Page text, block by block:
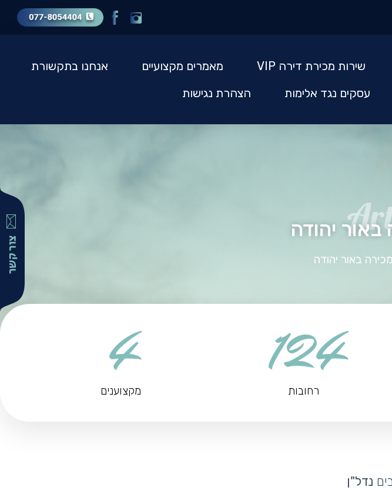
שירות מכירת דירה VIP מאמרים מקצועיים
אנחנו בתקשורת
עסקים נגד אלימות הצהרת נגישות
באור יהודה
באור יהודה
124
רחובות
4
מקצוענים
נדל"ן